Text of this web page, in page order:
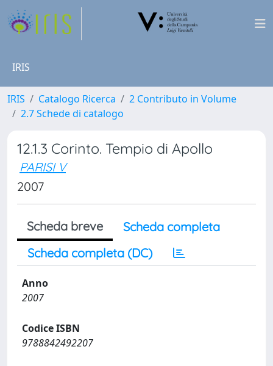
IRIS
IRIS Catalogo Ricerca
2 Contributo in Volume
2.7 Schede di catalogo
12.1.3 Corinto. Tempio di Apollo
PARISI V
2007
Scheda breve
Scheda completa
Scheda completa (DC)
Anno
2007
Codice ISBN
9788842492207